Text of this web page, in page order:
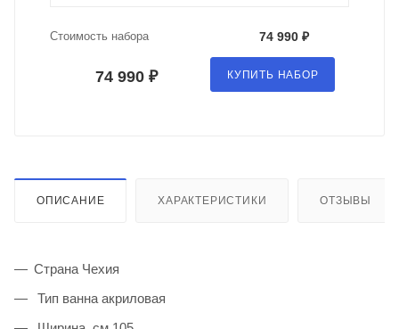
Стоимость набора 74 990 ₽
74 990 ₽ КУПИТЬ НАБОР
ОПИСАНИЕ ХАРАКТЕРИСТИКИ ОТЗЫВЫ
Страна Чехия
Тип ванна акриловая